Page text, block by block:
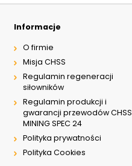
Informacje
O firmie
Misja CHSS
Regulamin regeneracji
siłowników
Regulamin produkcji i
gwarancji przewodów CHSS
MINING SPEC 24
Polityka prywatności
Polityka Cookies